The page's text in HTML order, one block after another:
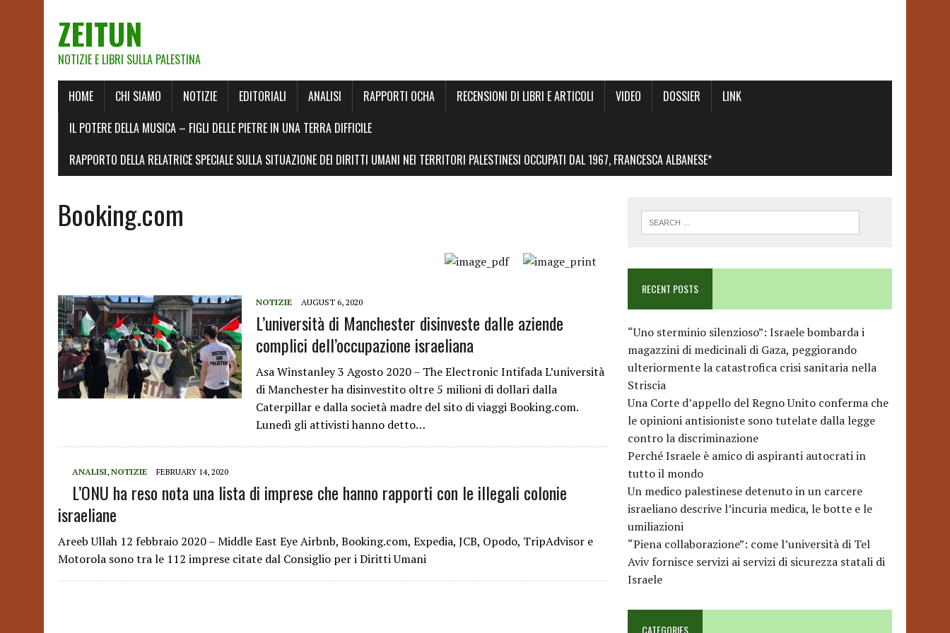
ZEITUN
NOTIZIE E LIBRI SULLA PALESTINA
HOME CHI SIAMO NOTIZIE EDITORIALI ANALISI RAPPORTI OCHA RECENSIONI DI LIBRI E ARTICOLI VIDEO DOSSIER
LINK
IL POTERE DELLA MUSICA – FIGLI DELLE PIETRE IN UNA TERRA DIFFICILE
RAPPORTO DELLA RELATRICE SPECIALE SULLA SITUAZIONE DEI DIRITTI UMANI NEI TERRITORI PALESTINESI OCCUPATI DAL 1967, FRANCESCA ALBANESE*
Booking.com
NOTIZIE AUGUST 6, 2020
L’università di Manchester disinveste dalle aziende
complici dell’occupazione israeliana
Asa Winstanley 3 Agosto 2020 – The Electronic Intifada L’università
di Manchester ha disinvestito oltre 5 milioni di dollari dalla
Caterpillar e dalla società madre del sito di viaggi Booking.com.
Lunedì gli attivisti hanno detto…
ANALISI, NOTIZIE FEBRUARY 14, 2020
L’ONU ha reso nota una lista di imprese che hanno rapporti con le illegali colonie
israeliane
Areeb Ullah 12 febbraio 2020 – Middle East Eye Airbnb, Booking.com, Expedia, JCB, Opodo, TripAdvisor e
Motorola sono tra le 112 imprese citate dal Consiglio per i Diritti Umani
RECENT POSTS
“Uno sterminio silenzioso”: Israele bombarda i
magazzini di medicinali di Gaza, peggiorando
ulteriormente la catastrofica crisi sanitaria nella
Striscia
Una Corte d’appello del Regno Unito conferma che
le opinioni antisioniste sono tutelate dalla legge
contro la discriminazione
Perché Israele è amico di aspiranti autocrati in
tutto il mondo
Un medico palestinese detenuto in un carcere
israeliano descrive l’incuria medica, le botte e le
umiliazioni
“Piena collaborazione”: come l’università di Tel
Aviv fornisce servizi ai servizi di sicurezza statali di
Israele